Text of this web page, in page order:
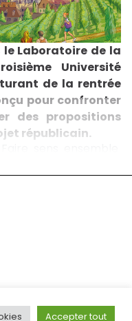
le Laboratoire de la
Université
de la rentrée
pour confronter
des propositions
républicain.
de la République
deux journées
et 29 août, autour
aux réponses à
Accepter tout